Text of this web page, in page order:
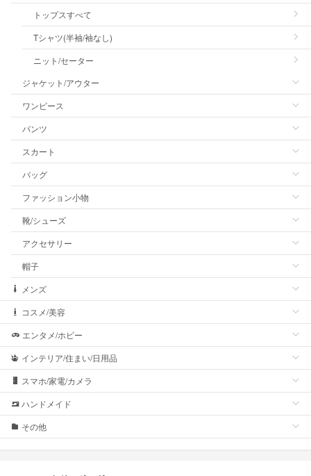
トップスすべて
Tシャツ(半袖/袖なし)
ニット/セーター
ジャケット/アウター
ワンピース
パンツ
スカート
バッグ
ファッション小物
靴/シューズ
アクセサリー
帽子
メンズ
コスメ/美容
エンタメ/ホビー
インテリア/住まい/日用品
スマホ/家電/カメラ
ハンドメイド
その他